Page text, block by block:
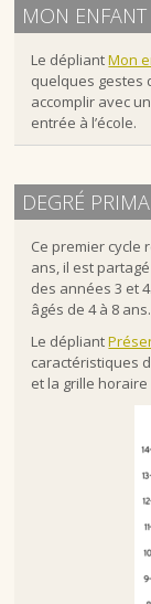
MON
Le dépliantMon
quelques gestes
accomplir avec
entrée à l’école.
DEGRÉ
Ce premier cycle
ans, il est
des années 3 et
âgés de 4 à 8 ans.
Le dépliant
caractéristiques
et la grille